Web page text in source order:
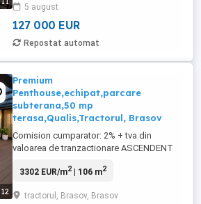
poti muta fara sa ai pe lista renovari,
mobilier sau ...
5 august
127 000 EUR
Repostat automat
12
Premium
Penthouse,echipat,parcare
subterana,50 mp
terasa,Qualis,Tractorul, Brasov
Comision cumparator: 2% + tva din
valoarea de tranzactionare ASCENDENT
EXCLUSIVITATE IMOBILIARA
rezidente Clasa Penthouse, situata in
3302 EUR/m2| 106 m2
tractorul, Brasov, Brasov